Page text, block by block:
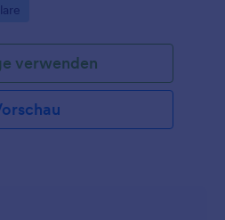
zentral organisiert ist.
verwenden